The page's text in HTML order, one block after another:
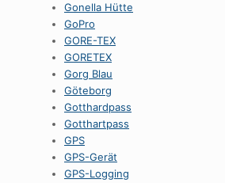
Gonella Hütte
GoPro
GORE-TEX
GORETEX
Gorg Blau
Göteborg
Gotthardpass
Gotthartpass
GPS
GPS-Gerät
GPS-Logging